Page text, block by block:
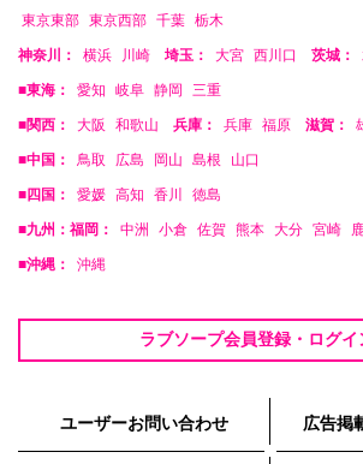
東京東部 東京西部 千葉 栃木
神奈川： 横浜 川崎 埼玉： 大宮 西川口 茨城：
■東海： 愛知 岐阜 静岡 三重
■関西： 大阪 和歌山 兵庫： 兵庫 福原 滋賀：
■中国： 鳥取 広島 岡山 島根 山口
■四国： 愛媛 高知 香川 徳島
■九州：福岡： 中洲 小倉 佐賀 熊本 大分 宮崎
■沖縄： 沖縄
ラブソープ会員登録・ログイ
ユーザーお問い合わせ 広告掲